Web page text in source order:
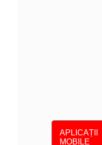
APLICAȚII
MOBILE